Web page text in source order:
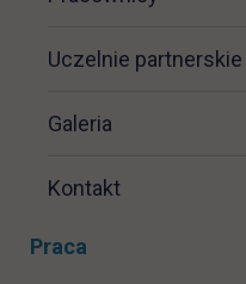
Uczelnie partnerskie
Galeria
Kontakt
Praca